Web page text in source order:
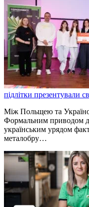
підлітки презентували
Між Польщею та
Формальним приводом
українським урядом
металобру…